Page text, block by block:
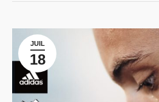
JUIL
18